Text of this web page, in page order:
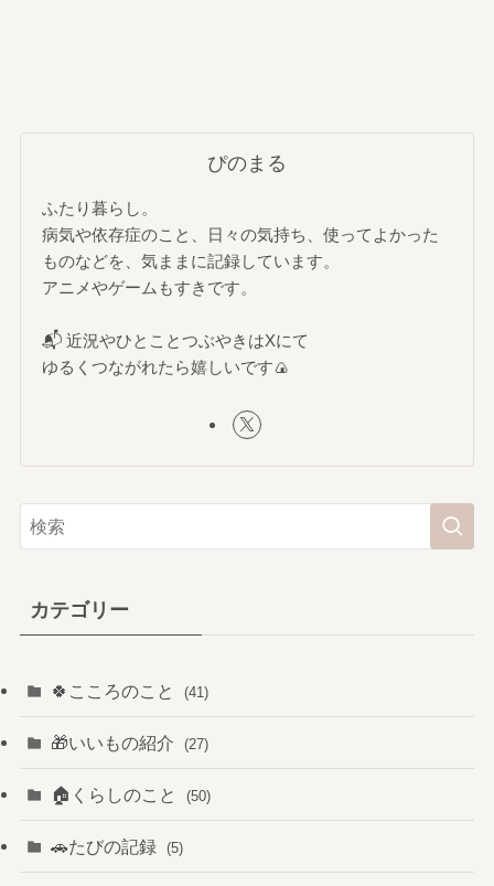
ぴのまる
ふたり暮らし。
病気や依存症のこと、日々の気持ち、使ってよかった
ものなどを、気ままに記録しています。
アニメやゲームもすきです。
📬 近況やひとことつぶやきはXにて
ゆるくつながれたら嬉しいです🍙
カテゴリー
🍀こころのこと (41)
🎁いいもの紹介 (27)
🏠️くらしのこと (50)
🚗たびの記録 (5)